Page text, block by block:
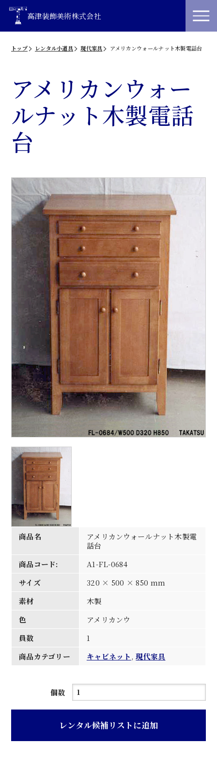
高津装飾美術株式会社
トップ レンタル小道具 現代家具 アメリカンウォールナット木製電話台
アメリカンウォー
ルナット木製電話
台
商品名
アメリカンウォールナット木製電
話台
商品コード:
A1-FL-0684
サイズ
320 × 500 × 850 mm
素材
木製
色
アメリカンウ
員数
1
商品カテゴリー
キャビネット,現代家具
個数
ア
カ
レンタル候補リストに追加